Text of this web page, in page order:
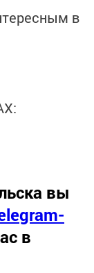
в
вы
в